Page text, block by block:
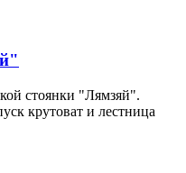
стоянки "Лямзяй".
крутоват и лестница